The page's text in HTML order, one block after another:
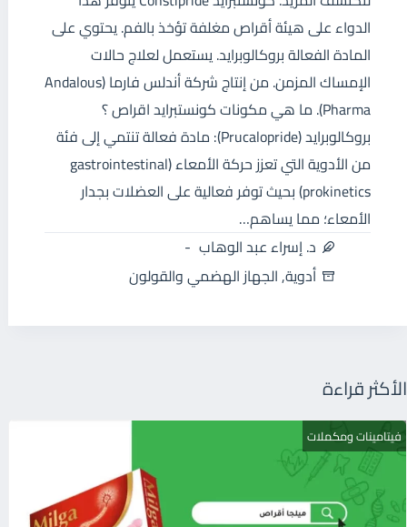
الدواء على هيئة أقراص مغلفة تؤخذ بالفم. يحتوي على
المادة الفعالة بروكالوبرايد. يستعمل لعلاج حالات
الإمساك المزمن. من إنتاج شركة أندلس فارما (Andalous
Pharma). ما هي مكونات كونستبرايد اقراص ؟
بروكالوبرايد (Prucalopride): مادة فعالة تنتمي إلى فئة
من الأدوية التي تعزز حركة الأمعاء (gastrointestinal
prokinetics) بحيث توفر فعالية على العضلات بجدار
الأمعاء؛ مما يساهم…
د. إسراء عبد الوهاب
أدوية,الجهاز الهضمي والقولون
الأكثر قراءة
فيتامينات ومكملات